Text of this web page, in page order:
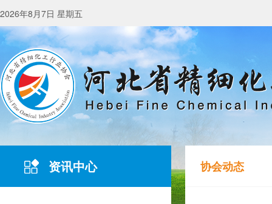
2026年8月7日 星期五
资讯中心 协会动态